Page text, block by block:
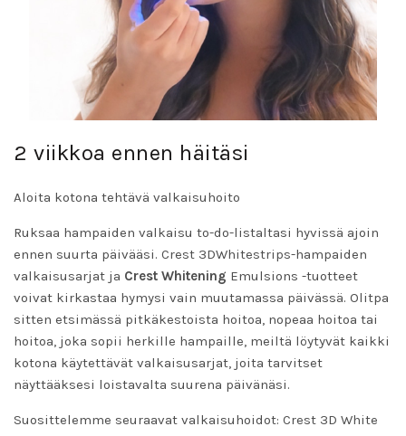
2 viikkoa ennen häitäsi
Aloita kotona tehtävä valkaisuhoito
Ruksaa hampaiden valkaisu to-do-listaltasi hyvissä ajoin
ennen suurta päivääsi. Crest 3DWhitestrips-hampaiden
valkaisusarjat ja Crest Whitening Emulsions -tuotteet
voivat kirkastaa hymysi vain muutamassa päivässä. Olitpa
sitten etsimässä pitkäkestoista hoitoa, nopeaa hoitoa tai
hoitoa, joka sopii herkille hampaille, meiltä löytyvät kaikki
kotona käytettävät valkaisusarjat, joita tarvitset
näyttääksesi loistavalta suurena päivänäsi.
Suosittelemme seuraavat valkaisuhoidot: Crest 3D White